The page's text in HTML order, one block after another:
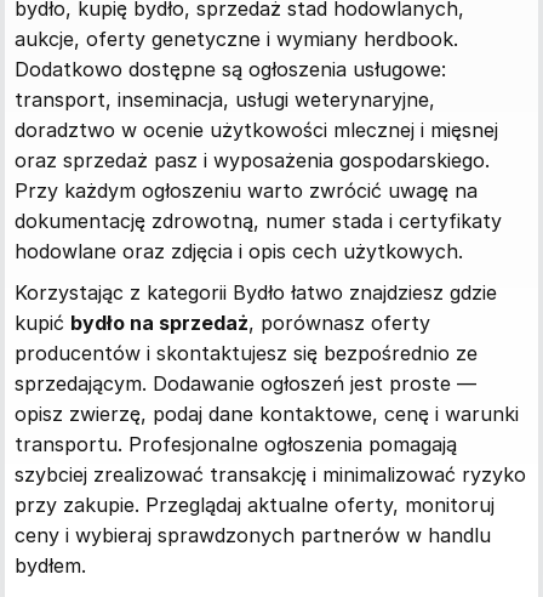
bydło, kupię bydło, sprzedaż stad hodowlanych,
aukcje, oferty genetyczne i wymiany herdbook.
Dodatkowo dostępne są ogłoszenia usługowe:
transport, inseminacja, usługi weterynaryjne,
doradztwo w ocenie użytkowości mlecznej i mięsnej
oraz sprzedaż pasz i wyposażenia gospodarskiego.
Przy każdym ogłoszeniu warto zwrócić uwagę na
dokumentację zdrowotną, numer stada i certyfikaty
hodowlane oraz zdjęcia i opis cech użytkowych.
Korzystając z kategorii Bydło łatwo znajdziesz gdzie
kupić bydło na sprzedaż, porównasz oferty
producentów i skontaktujesz się bezpośrednio ze
sprzedającym. Dodawanie ogłoszeń jest proste —
opisz zwierzę, podaj dane kontaktowe, cenę i warunki
transportu. Profesjonalne ogłoszenia pomagają
szybciej zrealizować transakcję i minimalizować ryzyko
przy zakupie. Przeglądaj aktualne oferty, monitoruj
ceny i wybieraj sprawdzonych partnerów w handlu
bydłem.